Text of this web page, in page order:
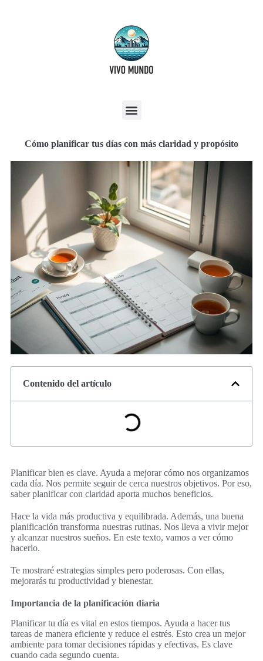
Cómo planificar tus días con más claridad y propósito
Contenido del artículo
Planificar bien es clave. Ayuda a mejorar cómo nos organizamos
cada día. Nos permite seguir de cerca nuestros objetivos. Por eso,
saber planificar con claridad aporta muchos beneficios.
Hace la vida más productiva y equilibrada. Además, una buena
planificación transforma nuestras rutinas. Nos lleva a vivir mejor
y alcanzar nuestros sueños. En este texto, vamos a ver cómo
hacerlo.
Te mostraré estrategias simples pero poderosas. Con ellas,
mejorarás tu productividad y bienestar.
Importancia de la planificación diaria
Planificar tu día es vital en estos tiempos. Ayuda a hacer tus
tareas de manera eficiente y reduce el estrés. Esto crea un mejor
ambiente para tomar decisiones rápidas y efectivas. Es clave
cuando cada segundo cuenta.